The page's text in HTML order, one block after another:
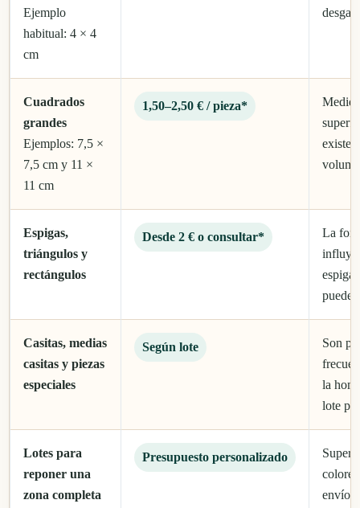
Ejemplo
habitual: 4 × 4
cm
Cuadrados
grandes
Ejemplos: 7,5 ×
7,5 cm y 11 ×
11 cm
1,50–2,50 € / pieza*
existe
Espigas,
triángulos y
rectángulos
Desde 2 € o consultar*
La
Casitas, medias
casitas y piezas
especiales
Según lote
Son
la
lote
Lotes para
reponer una
zona completa
Presupuesto personalizado
envío